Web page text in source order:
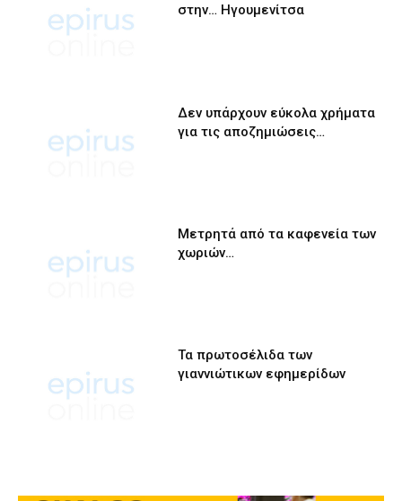
στην… Ηγουμενίτσα
Δεν υπάρχουν εύκολα χρήματα
για τις αποζημιώσεις…
Μετρητά από τα καφενεία των
χωριών…
Τα πρωτοσέλιδα των
γιαννιώτικων εφημερίδων